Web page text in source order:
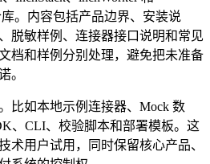
。内容包括产品边界、安装说
脱敏样例、连接器接口说明和常见
档和样例分别处理，避免把未准备
。
比如本地示例连接器、Mock 数
、CLI、校验脚本和部署模板。这
术用户试用，同时保留核心产品、